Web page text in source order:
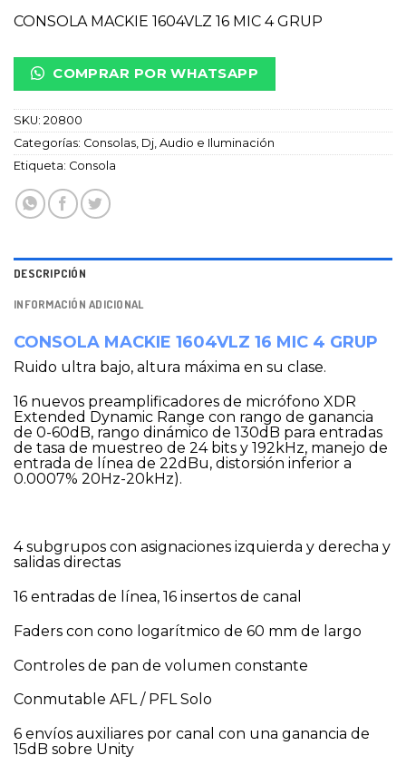
CONSOLA MACKIE 1604VLZ 16 MIC 4 GRUP
COMPRAR POR WHATSAPP
SKU: 20800
Categorías: Consolas Dj, Audio e Iluminación
Etiqueta: Consola
DESCRIPCIÓN
INFORMACIÓN ADICIONAL
CONSOLA MACKIE 1604VLZ 16 MIC 4 GRUP
Ruido ultra bajo, altura máxima en su clase.
16 nuevos preamplificadores de micrófono XDR
Extended Dynamic Range con rango de ganancia
de 0-60dB, rango dinámico de 130dB para entradas
de tasa de muestreo de 24 bits y 192kHz, manejo de
entrada de línea de 22dBu, distorsión inferior a
0.0007% 20Hz-20kHz).
4 subgrupos con asignaciones izquierda y derecha y
salidas directas
16 entradas de línea, 16 insertos de canal
Faders con cono logarítmico de 60 mm de largo
Controles de pan de volumen constante
Conmutable AFL / PFL Solo
6 envíos auxiliares por canal con una ganancia de
15dB sobre Unity